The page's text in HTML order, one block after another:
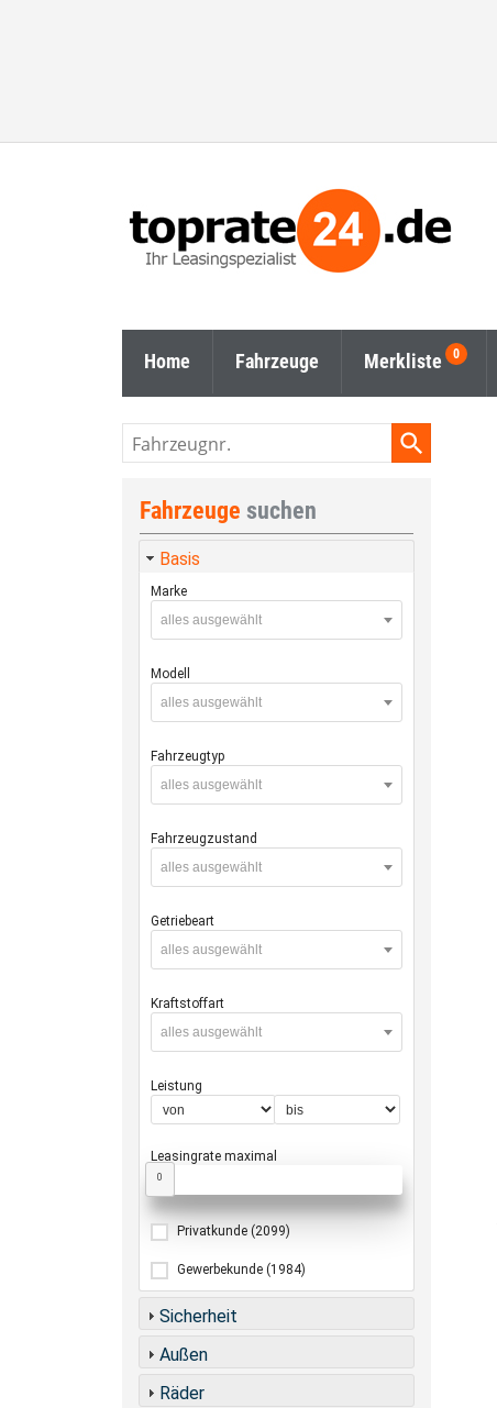
Home Fahrzeuge Merkliste
Fahrzeugnr.
Fahrzeuge suchen
Basis
Marke
alles ausgewählt
Modell
alles ausgewählt
Fahrzeugtyp
alles ausgewählt
Fahrzeugzustand
alles ausgewählt
Getriebeart
alles ausgewählt
Kraftstoffart
alles ausgewählt
Leistung
Leasingrate maximal
0
Privatkunde (2099)
Gewerbekunde (1984)
Sicherheit
Außen
Räder